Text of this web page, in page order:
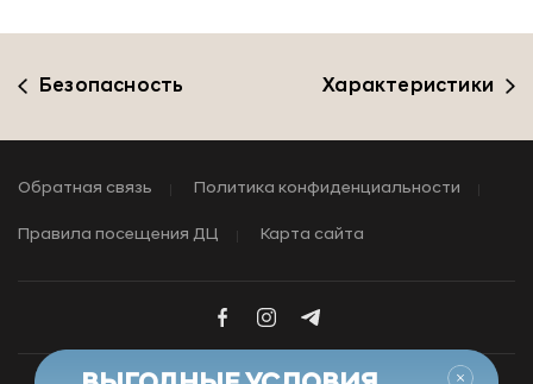
Безопасность Характеристики
Обратная связь Политика конфиденциальности
Правила посещения ДЦ Карта сайта